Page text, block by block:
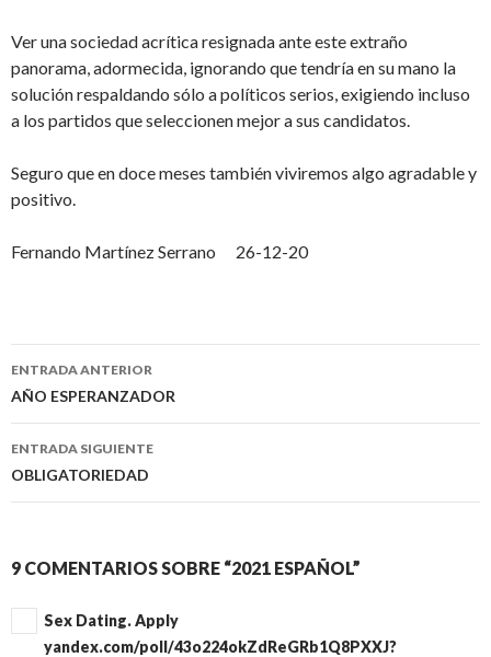
Ver una sociedad acrítica resignada ante este extraño
panorama, adormecida, ignorando que tendría en su mano la
solución respaldando sólo a políticos serios, exigiendo incluso
a los partidos que seleccionen mejor a sus candidatos.
Seguro que en doce meses también viviremos algo agradable y
positivo.
Fernando Martínez Serrano 26-12-20
Navegación
de
entradas
ENTRADA ANTERIOR
AÑO ESPERANZADOR
ENTRADA SIGUIENTE
OBLIGATORIEDAD
9 COMENTARIOS SOBRE “2021 ESPAÑOL”
Sex Dating. Apply
yandex.com/poll/43o224okZdReGRb1Q8PXXJ?